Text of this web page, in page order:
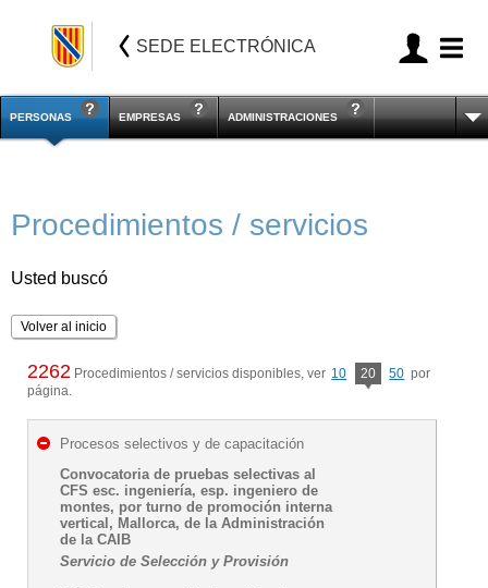
SEDE ELECTRÓNICA
PERSONAS EMPRESAS ADMINISTRACIONES
Procedimientos / servicios
Usted buscó
Volver al inicio
2262 Procedimientos / servicios disponibles, ver 10 20 50 por
página.
Procesos selectivos y de capacitación
Convocatoria de pruebas selectivas al
CFS esc. ingeniería, esp. ingeniero de
montes, por turno de promoción interna
vertical, Mallorca, de la Administración
de la CAIB
Servicio de Selección y Provisión